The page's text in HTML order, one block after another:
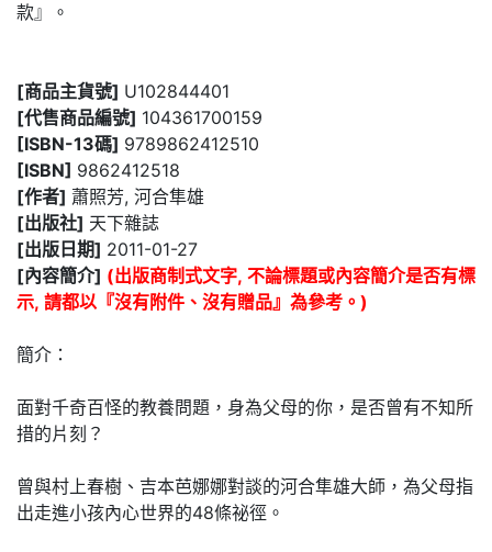
款』。
[商品主貨號] U102844401
[代售商品編號] 104361700159
[ISBN-13碼] 9789862412510
[ISBN] 9862412518
[作者] 蕭照芳, 河合隼雄
[出版社] 天下雜誌
[出版日期] 2011-01-27
[內容簡介] (出版商制式文字, 不論標題或內容簡介是否有標
示, 請都以『沒有附件、沒有贈品』為參考。)
簡介：
面對千奇百怪的教養問題，身為父母的你，是否曾有不知所
措的片刻？
曾與村上春樹、吉本芭娜娜對談的河合隼雄大師，為父母指
出走進小孩內心世界的48條祕徑。